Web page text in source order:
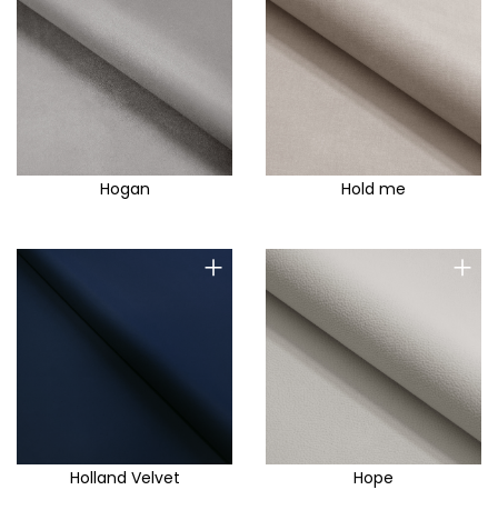
Hogan Hold me
+
Holland Velvet
+
Hope